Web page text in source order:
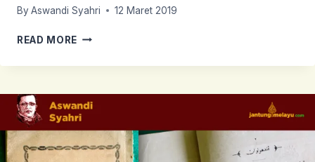
By Aswandi Syahri 12 Maret 2019
READ MORE KANUN
SULAIMAN
1722
PERATURAN
ADAT